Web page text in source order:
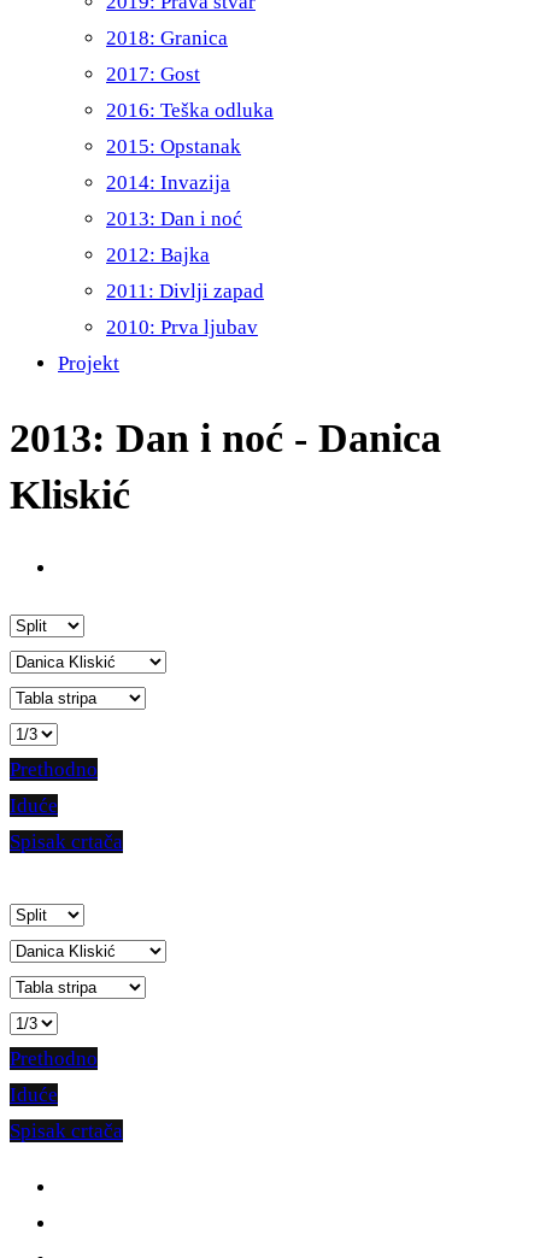
2018: Granica
2017: Gost
2016: Teška odluka
2015: Opstanak
2014: Invazija
2013: Dan i noć
2012: Bajka
2011: Divlji zapad
2010: Prva ljubav
Projekt
2013: Dan i noć - Danica
Kliskić
Prethodno
Iduće
Spisak crtača
Prethodno
Iduće
Spisak crtača